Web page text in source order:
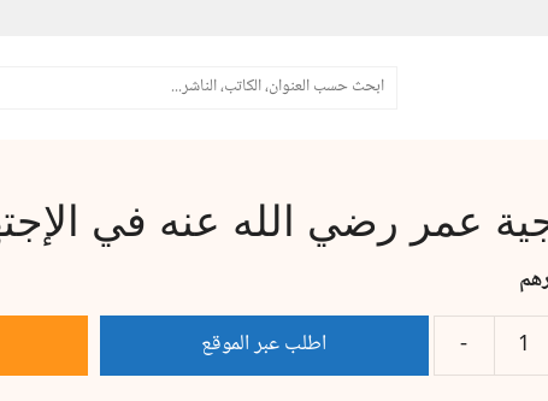
البحث
عمر رضي الله عنه في
اطلب عبر الموقع